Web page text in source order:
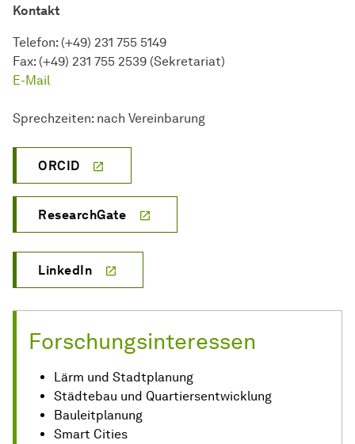
Kontakt
Telefon: (+49) 231 755 5149
Fax: (+49) 231 755 2539 (Sekretariat)
E-Mail
Sprechzeiten: nach Vereinbarung
ORCID
ResearchGate
LinkedIn
Forschungsinteressen
Lärm und Stadtplanung
Städtebau und Quartiersentwicklung
Bauleitplanung
Smart Cities